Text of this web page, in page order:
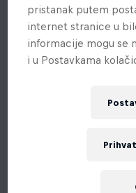
pristanak putem
internet stranice u
informacije mogu se
i u Postavkama